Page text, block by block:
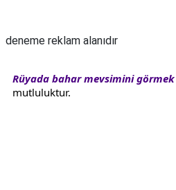
HİKAYELER
Ulaşın
deneme reklam alanıdır
Rüyada bahar mevsimini görmek
mutluluktur.